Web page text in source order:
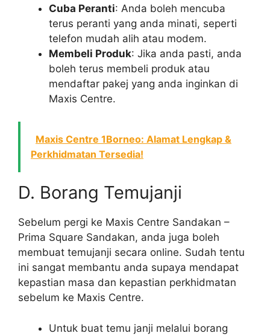
Cuba Peranti: Anda boleh mencuba
terus peranti yang anda minati, seperti
telefon mudah alih atau modem.
Membeli Produk: Jika anda pasti, anda
boleh terus membeli produk atau
mendaftar pakej yang anda inginkan di
Maxis Centre.
Maxis Centre 1Borneo: Alamat Lengkap &
Perkhidmatan Tersedia!
D. Borang Temujanji
Sebelum pergi ke Maxis Centre Sandakan –
Prima Square Sandakan, anda juga boleh
membuat temujanji secara online. Sudah tentu
ini sangat membantu anda supaya mendapat
kepastian masa dan kepastian perkhidmatan
sebelum ke Maxis Centre.
Untuk buat temu janji melalui borang